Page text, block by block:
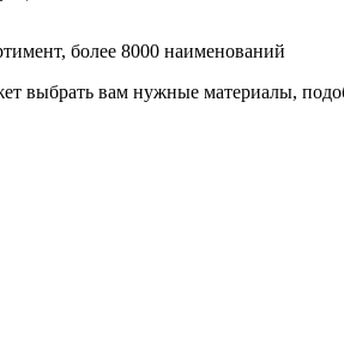
более 8000 наименований
выбрать вам нужные материалы,